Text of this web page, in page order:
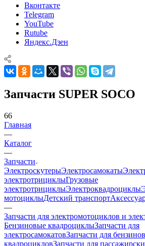
Вконтакте
Telegram
YouTube
Rutube
Яндекс.Дзен
Запчасти SUPER SOCO
66
Главная
—
Каталог
—
Запчасти
ЭлектроскутерыЭлектросамокаты
электротрициклыГрузовые
электротрициклыЭлектроквадроциклы
мотоциклыДетский транспорт
—
Запчасти для электромотоциклов и
Бензиновые квадроциклыЗапчасти для
электросамокатовЗапчасти для
квадроцикловЗапчасти для